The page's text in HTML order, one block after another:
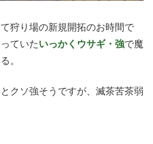
狩り場の新規開拓のお時間で
ていたいっかくウサギ・強で魔
。
クソ強そうですが、滅茶苦茶弱